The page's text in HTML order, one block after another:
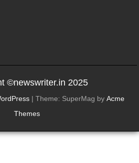
©newswriter.in 2025
| Theme: SuperMag by Acme
Themes